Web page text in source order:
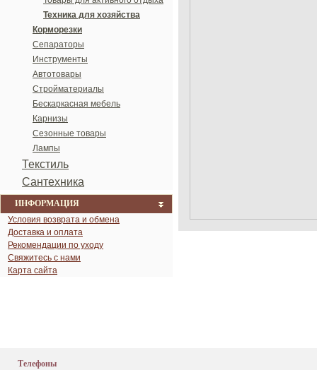
Техника для хозяйства
Корморезки
Сепараторы
Инструменты
Автотовары
Стройматериалы
Бескаркасная мебель
Карнизы
Сезонные товары
Лампы
Текстиль
Сантехника
ИНФОРМАЦИЯ
Условия возврата и обмена
Доставка и оплата
Рекомендации по уходу
Свяжитесь с нами
Карта сайта
Телефоны